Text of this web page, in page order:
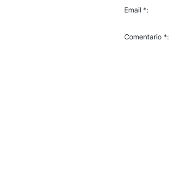
Email *:
Comentario *: